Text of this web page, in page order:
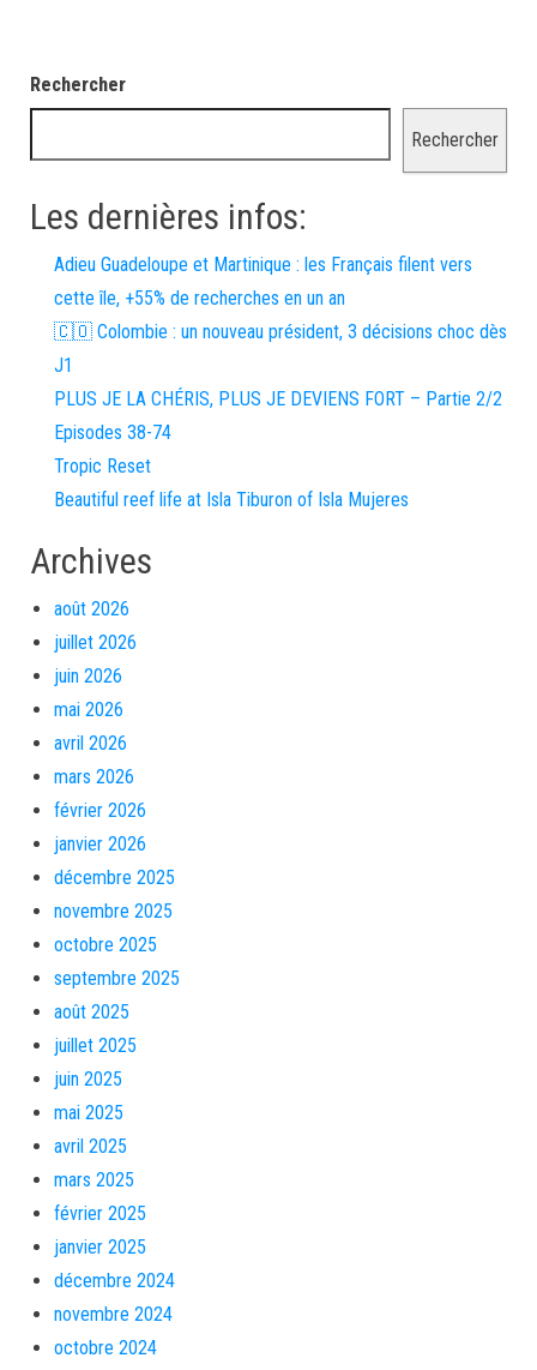
Rechercher
Rechercher
Les dernières infos:
Adieu Guadeloupe et Martinique : les Français filent vers
cette île, +55% de recherches en un an
🇨🇴 Colombie : un nouveau président, 3 décisions choc dès
J1
PLUS JE LA CHÉRIS, PLUS JE DEVIENS FORT – Partie 2/2
Episodes 38-74
Tropic Reset
Beautiful reef life at Isla Tiburon of Isla Mujeres
Archives
août 2026
juillet 2026
juin 2026
mai 2026
avril 2026
mars 2026
février 2026
janvier 2026
décembre 2025
novembre 2025
octobre 2025
septembre 2025
août 2025
juillet 2025
juin 2025
mai 2025
avril 2025
mars 2025
février 2025
janvier 2025
décembre 2024
novembre 2024
octobre 2024